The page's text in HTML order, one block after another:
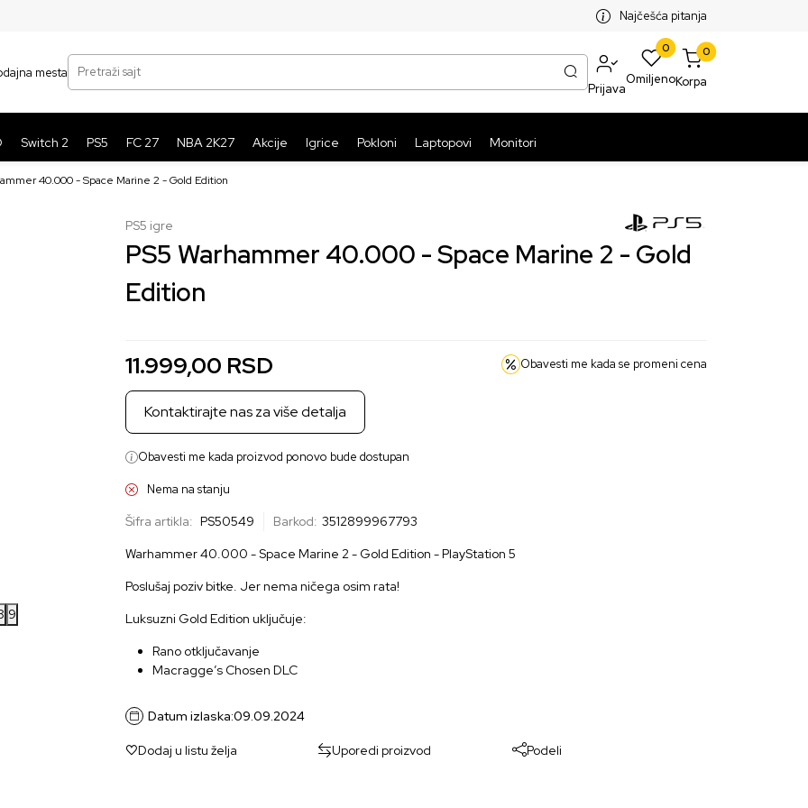
BESPLATNA ISPORUKA PAKETA PREKO 5999 RSDNajčešća pitanja
mesta
Pretraži sajt
Prijava
0
Omiljeno
0
Korpa
Switch 2 PS5 FC 27 NBA 2K27 Akcije Igrice Pokloni Laptopovi Monitori
40.000 - Space Marine 2 - Gold Edition
9
PS5 igre
PS5 Warhammer 40.000 - Space Marine 2 - Gold
Edition
11.999,00 RSD Obavesti me kada se promeni cena
Kontaktirajte nas za više detalja
Obavesti me kada proizvod ponovo bude dostupan
Nema na stanju
Šifra artikla: PS50549 Barkod: 3512899967793
Warhammer 40.000 - Space Marine 2 - Gold Edition - PlayStation 5
Poslušaj poziv bitke. Jer nema ničega osim rata!
Luksuzni Gold Edition uključuje:
Rano otključavanje
Macragge’s Chosen DLC
Datum izlaska:09.09.2024
Dodaj u listu želja Uporedi proizvod Podeli